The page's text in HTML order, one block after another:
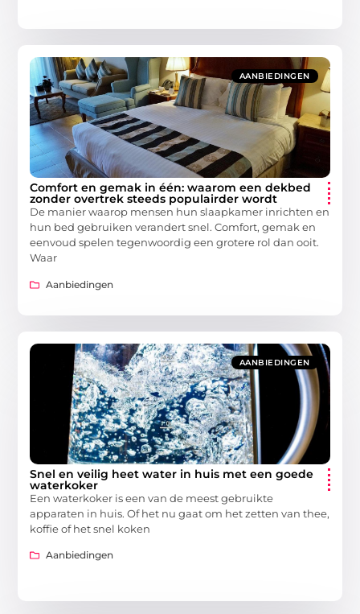
AANBIEDINGEN
Comfort en gemak in één: waarom een dekbed
zonder overtrek steeds populairder wordt
De manier waarop mensen hun slaapkamer inrichten en
hun bed gebruiken verandert snel. Comfort, gemak en
eenvoud spelen tegenwoordig een grotere rol dan ooit.
Waar
Aanbiedingen
AANBIEDINGEN
Snel en veilig heet water in huis met een goede
waterkoker
Een waterkoker is een van de meest gebruikte
apparaten in huis. Of het nu gaat om het zetten van thee,
koffie of het snel koken
Aanbiedingen